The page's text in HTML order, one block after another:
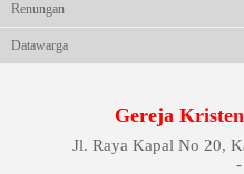
Renungan
Datawarga
Gereja
Jl. Raya Kapal No 20,